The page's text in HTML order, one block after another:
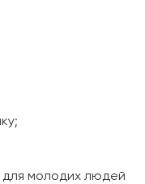
для молодих людей